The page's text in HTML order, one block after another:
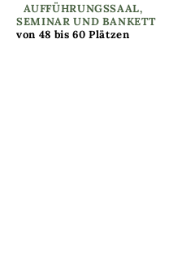
AUFFÜHRUNGSSAAL,
SEMINAR UND BANKETT
von 48 bis 60 Plätzen